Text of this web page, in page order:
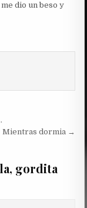
dio un beso y
Mientras dormia →
gordita